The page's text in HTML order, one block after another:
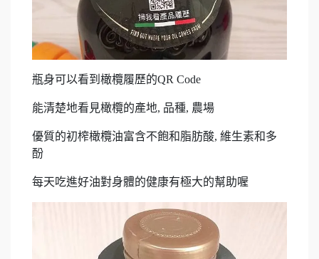
瓶身可以看到橄欖履歷的QR Code
能清楚地看見橄欖的產地, 品種, 農場
優質的初榨橄欖油富含不飽和脂肪酸, 維生素和多
酚
每天吃進好油對身體的健康有極大的幫助喔